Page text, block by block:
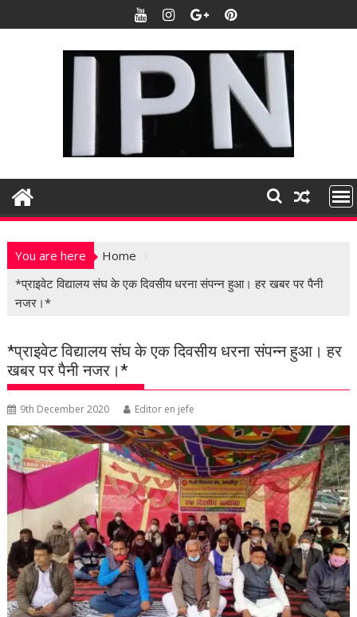
k
t
n
You are here
Home
*प्राइवेट विद्यालय संघ के एक दिवसीय धरना संपन्न हुआ। हर खबर पर पैनी
नजर।*
*प्राइवेट विद्यालय संघ के एक दिवसीय धरना संपन्न हुआ। हर
खबर पर पैनी नजर।*
9th December 2020 Editor en jefe